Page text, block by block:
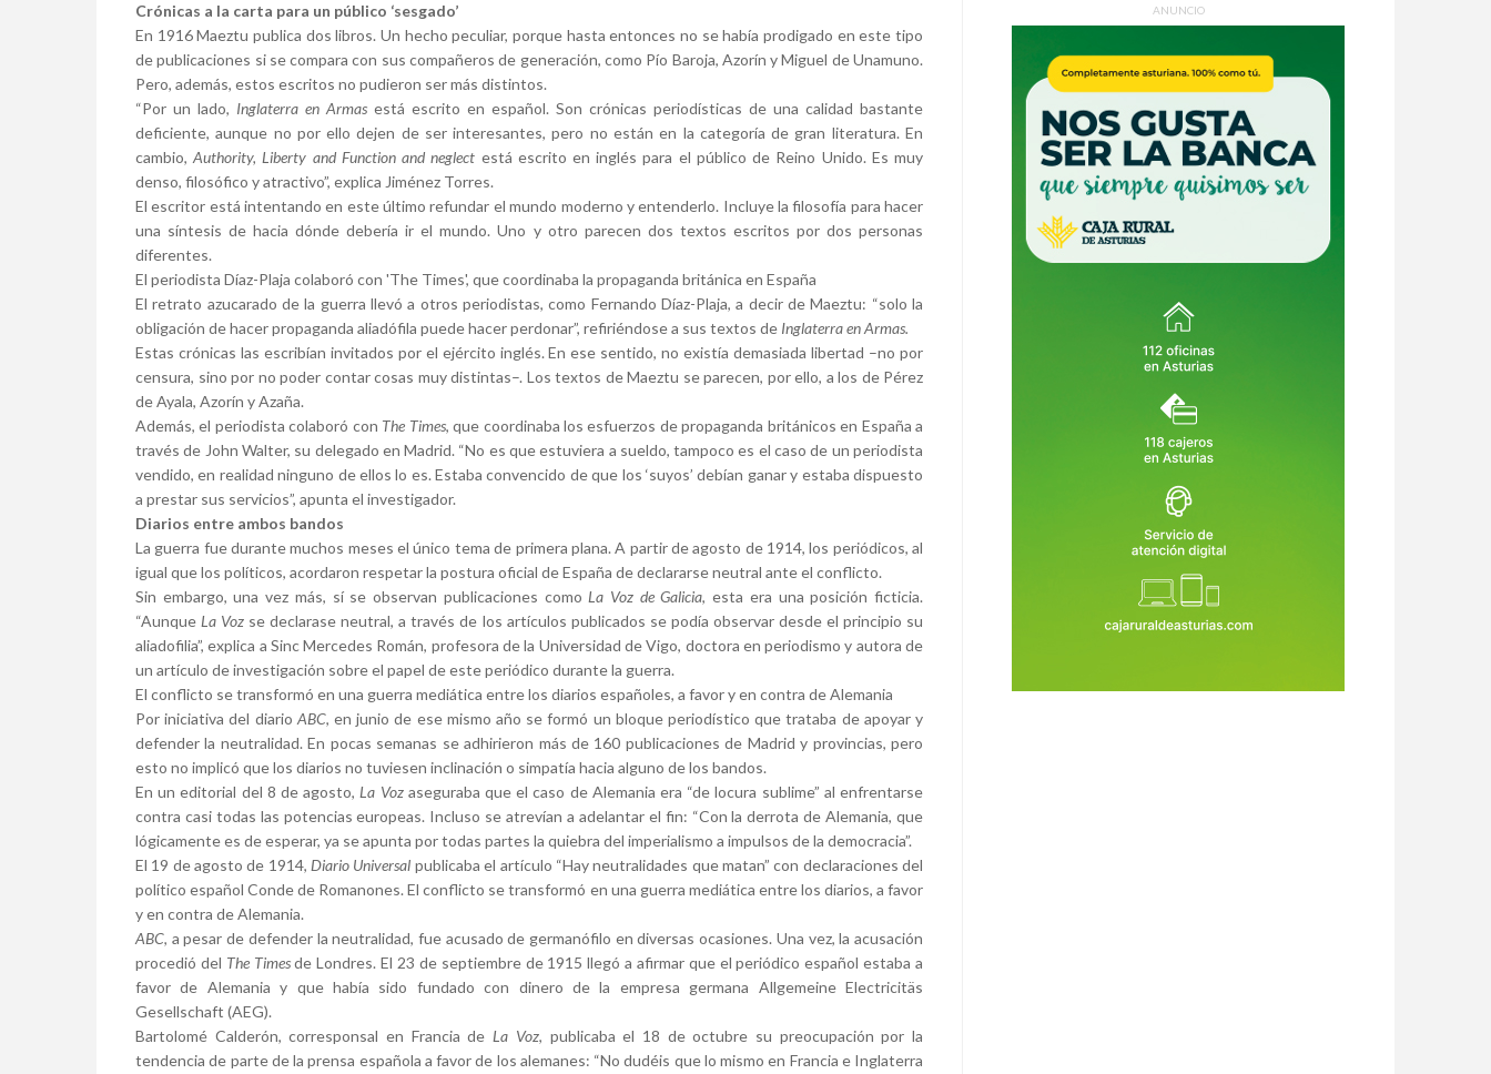
Crónicas a la carta para un público ‘sesgado’
En 1916 Maeztu publica dos libros. Un hecho peculiar, porque hasta entonces no se había prodigado en este tipo
de publicaciones si se compara con sus compañeros de generación, como Pío Baroja, Azorín y Miguel de Unamuno.
Pero, además, estos escritos no pudieron ser más distintos.
“Por un lado, Inglaterra en Armas está escrito en español. Son crónicas periodísticas de una calidad bastante
deficiente, aunque no por ello dejen de ser interesantes, pero no están en la categoría de gran literatura. En
cambio,Authority, Liberty and Function and neglect está escrito en inglés para el público de Reino Unido. Es muy
denso, filosófico y atractivo”, explica Jiménez Torres.
El escritor está intentando en este último refundar el mundo moderno y entenderlo. Incluye la filosofía para hacer
una síntesis de hacia dónde debería ir el mundo. Uno y otro parecen dos textos escritos por dos personas
diferentes.
El periodista Díaz-Plaja colaboró con 'The Times', que coordinaba la propaganda británica en España
El retrato azucarado de la guerra llevó a otros periodistas, como Fernando Díaz-Plaja, a decir de Maeztu: “solo la
obligación de hacer propaganda aliadófila puede hacer perdonar”, refiriéndose a sus textos de Inglaterra en Armas.
Estas crónicas las escribían invitados por el ejército inglés. En ese sentido, no existía demasiada libertad –no por
censura, sino por no poder contar cosas muy distintas–. Los textos de Maeztu se parecen, por ello, a los de Pérez
de Ayala, Azorín y Azaña.
Además, el periodista colaboró con The Times, que coordinaba los esfuerzos de propaganda británicos en España a
través de John Walter, su delegado en Madrid. “No es que estuviera a sueldo, tampoco es el caso de un periodista
vendido, en realidad ninguno de ellos lo es. Estaba convencido de que los ‘suyos’ debían ganar y estaba dispuesto
a prestar sus servicios”, apunta el investigador.
Diarios entre ambos bandos
La guerra fue durante muchos meses el único tema de primera plana. A partir de agosto de 1914, los periódicos, al
igual que los políticos, acordaron respetar la postura oficial de España de declararse neutral ante el conflicto.
Sin embargo, una vez más, sí se observan publicaciones comoLa Voz de Galicia, esta era una posición ficticia.
“AunqueLa Voz se declarase neutral, a través de los artículos publicados se podía observar desde el principio su
aliadofilia”, explica a Sinc Mercedes Román, profesora de la Universidad de Vigo, doctora en periodismo y autora de
un artículo de investigación sobre el papel de este periódico durante la guerra.
El conflicto se transformó en una guerra mediática entre los diarios españoles, a favor y en contra de Alemania
Por iniciativa del diarioABC, en junio de ese mismo año se formó un bloque periodístico que trataba de apoyar y
defender la neutralidad. En pocas semanas se adhirieron más de 160 publicaciones de Madrid y provincias, pero
esto no implicó que los diarios no tuviesen inclinación o simpatía hacia alguno de los bandos.
En un editorial del 8 de agosto,La Vozaseguraba que el caso de Alemania era “de locura sublime” al enfrentarse
contra casi todas las potencias europeas. Incluso se atrevían a adelantar el fin: “Con la derrota de Alemania, que
lógicamente es de esperar, ya se apunta por todas partes la quiebra del imperialismo a impulsos de la democracia”.
El 19 de agosto de 1914,Diario Universal publicaba el artículo “Hay neutralidades que matan” con declaraciones del
político español Conde de Romanones. El conflicto se transformó en una guerra mediática entre los diarios, a favor
y en contra de Alemania.
ABC, a pesar de defender la neutralidad, fue acusado de germanófilo en diversas ocasiones. Una vez, la acusación
procedió del The Timesde Londres. El 23 de septiembre de 1915 llegó a afirmar que el periódico español estaba a
favor de Alemania y que había sido fundado con dinero de la empresa germana Allgemeine Electricitäs
Gesellschaft (AEG).
Bartolomé Calderón, corresponsal en Francia deLa Voz, publicaba el 18 de octubre su preocupación por la
tendencia de parte de la prensa española a favor de los alemanes: “No dudéis que lo mismo en Francia e Inglaterra
ANUNCIO